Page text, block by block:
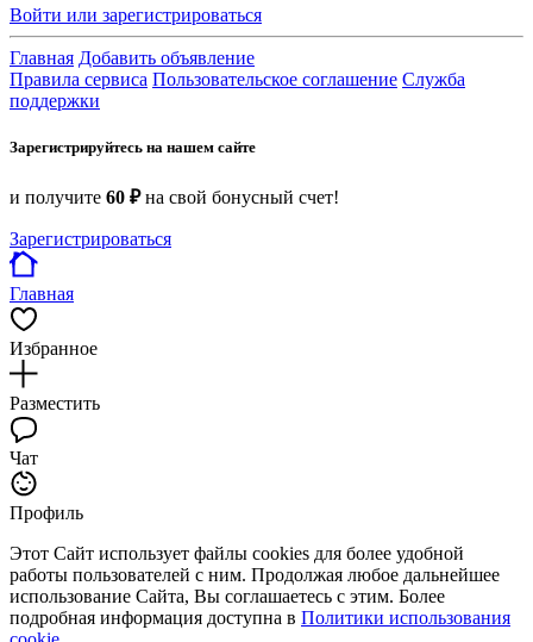
Войти или зарегистрироваться
Главная Добавить объявление
Правила сервиса Пользовательское соглашение Служба
поддержки
Зарегистрируйтесь на нашем сайте
и получите 60 ₽на свой бонусный счет!
Зарегистрироваться
Главная
Избранное
Разместить
Чат
Профиль
Этот Сайт использует файлы cookies для более удобной
работы пользователей с ним. Продолжая любое дальнейшее
использование Сайта, Вы соглашаетесь с этим. Более
подробная информация доступна в Политики использования